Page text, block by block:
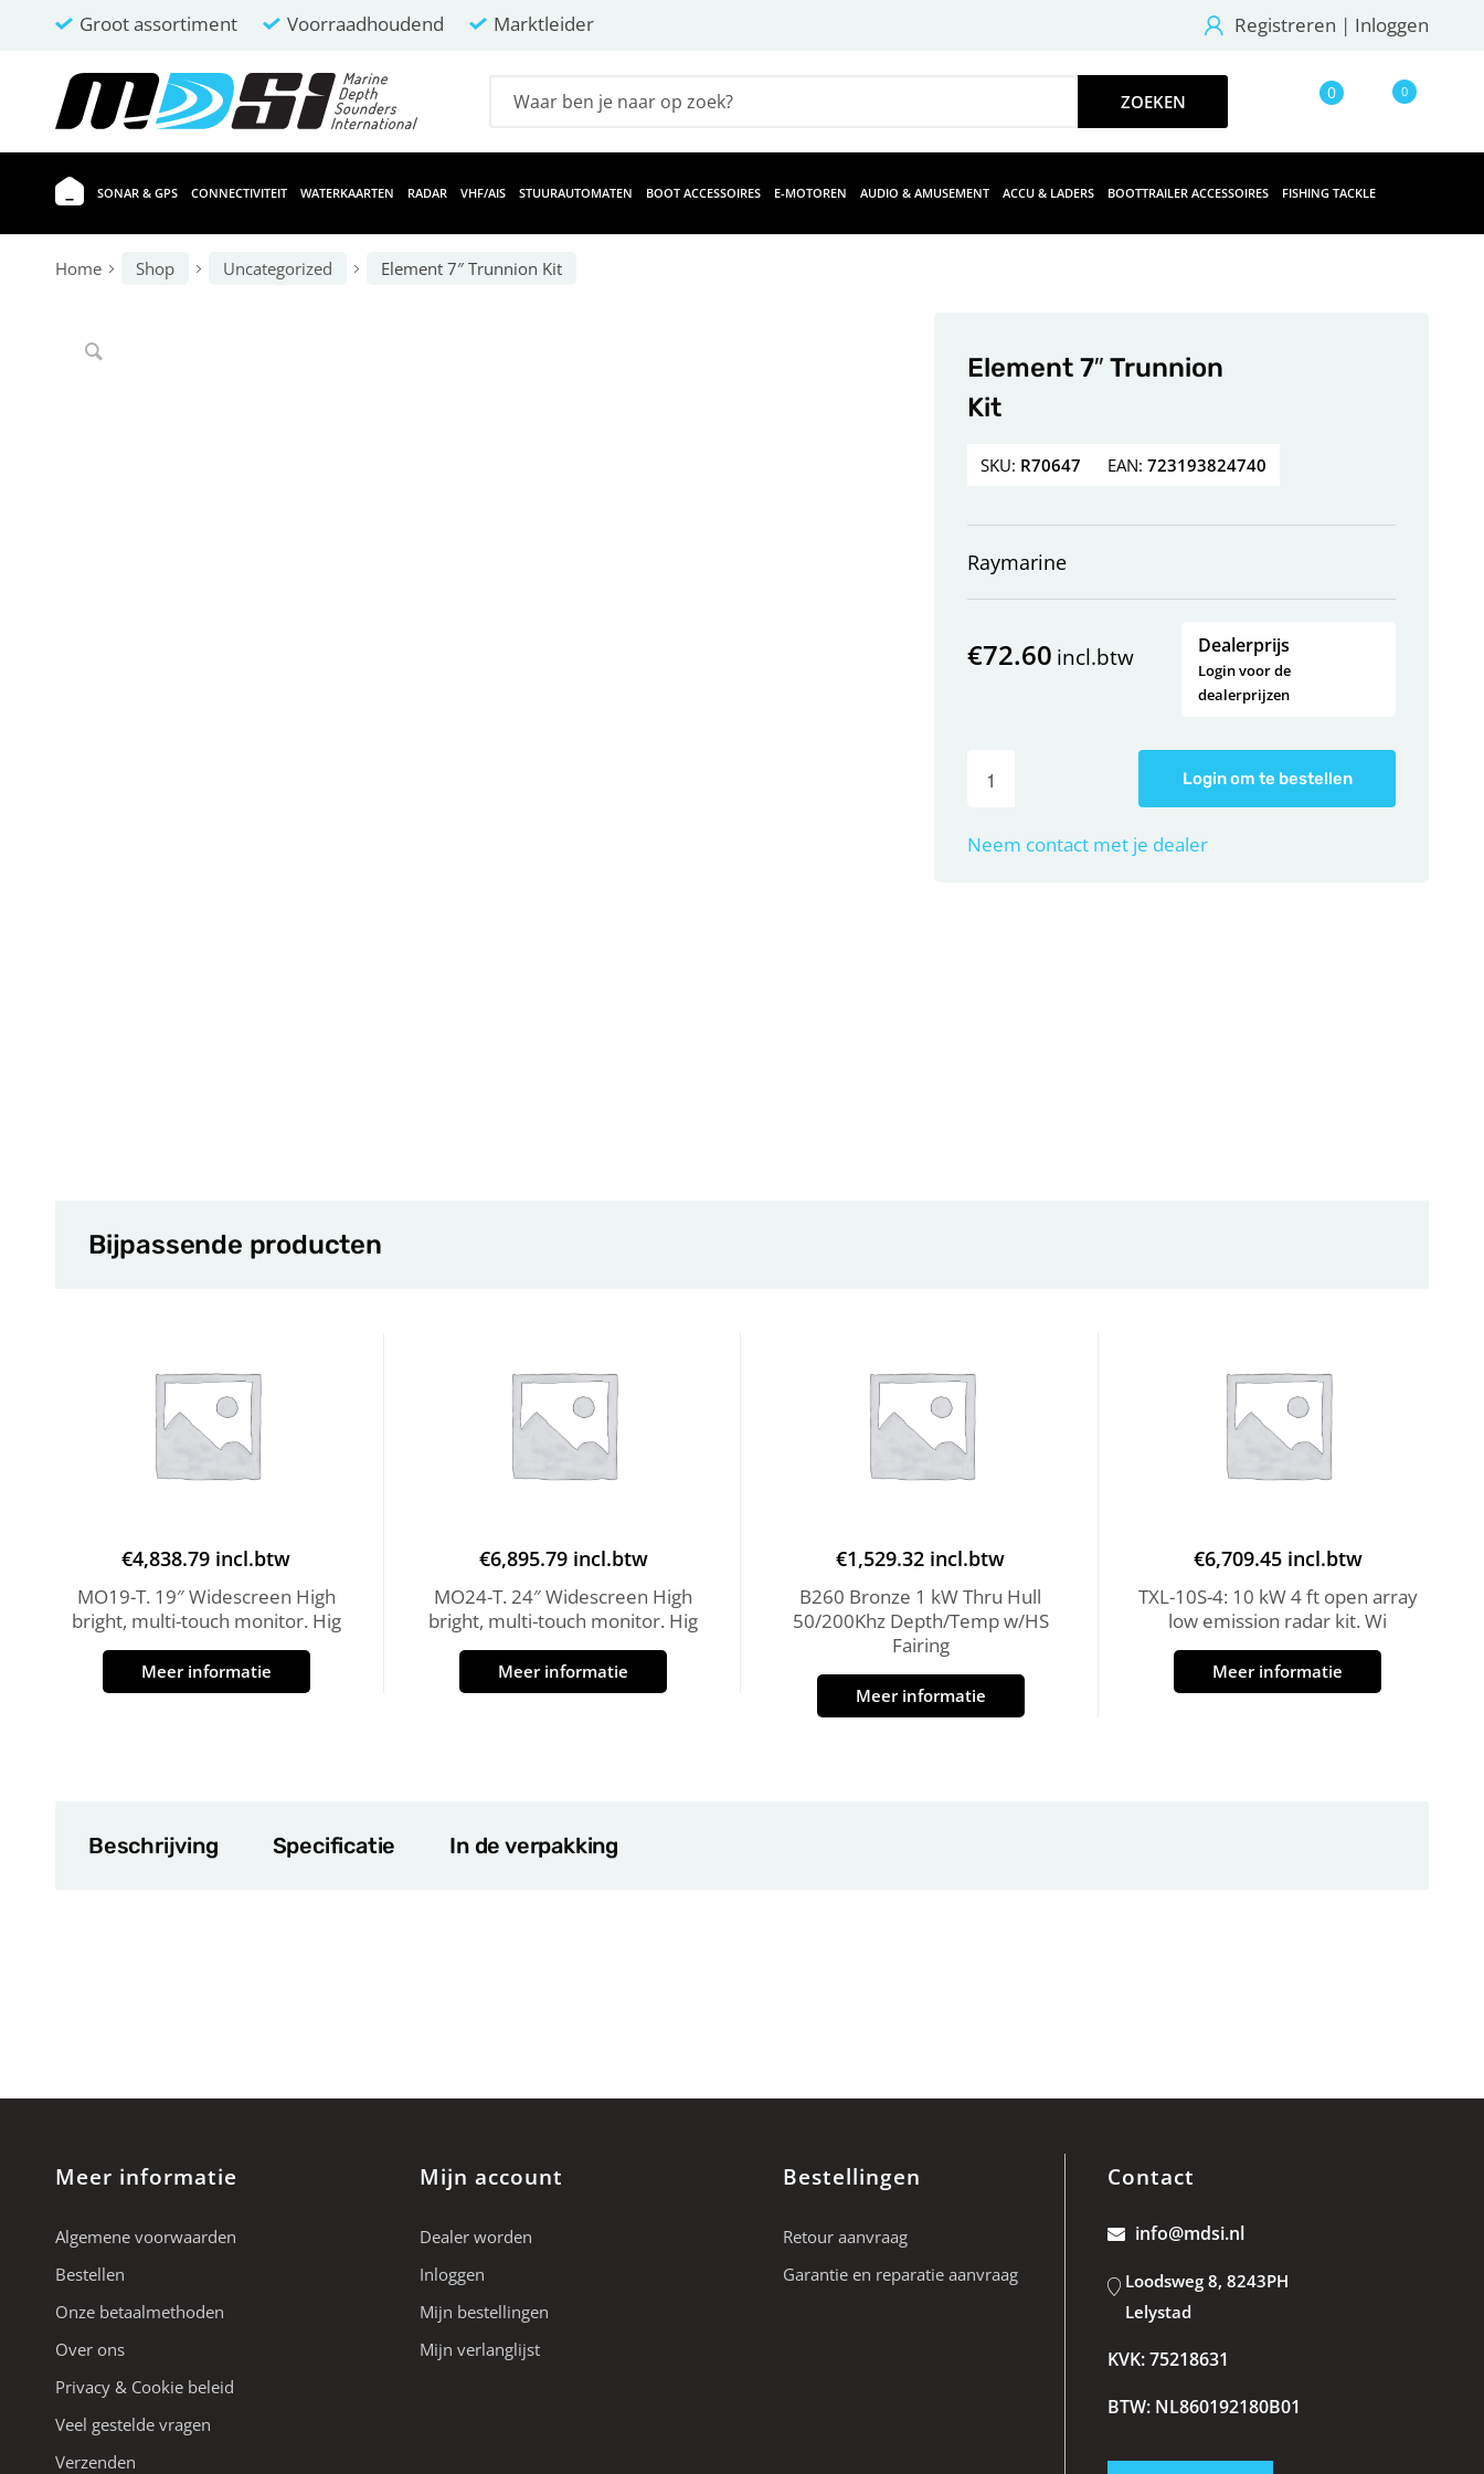
Groot assortiment Voorraadhoudend Marktleider Registreren | Inloggen
0 0
SONAR & GPS CONNECTIVITEIT WATERKAARTEN RADAR VHF/AIS STUURAUTOMATEN BOOT ACCESSOIRES E-MOTOREN AUDIO & AMUSEMENT ACCU & LADERS BOOTTRAILER ACCESSOIRES FISHING TACKLE
Home Shop Uncategorized Element 7″ Trunnion Kit
Element 7″ Trunnion
Kit
SKU: R70647 EAN:723193824740
Raymarine
€72.60 incl.btw Dealerprijs
Login voor de
dealerprijzen
Login om te bestellen
Neem contact met je dealer
Bijpassende producten
€4,838.79 incl.btw
MO19-T. 19″ Widescreen High
bright, multi-touch monitor. Hig
Meer informatie
€6,895.79 incl.btw
MO24-T. 24″ Widescreen High
bright, multi-touch monitor. Hig
Meer informatie
€1,529.32 incl.btw
B260 Bronze 1 kW Thru Hull
50/200Khz Depth/Temp w/HS
Fairing
Meer informatie
€6,709.45 incl.btw
TXL-10S-4: 10 kW 4 ft open array
low emission radar kit. Wi
Meer informatie
Beschrijving Specificatie In de verpakking
Meer informatie
Algemene voorwaarden
Bestellen
Onze betaalmethoden
Over ons
Privacy & Cookie beleid
Veel gestelde vragen
Verzenden
Mijn account
Dealer worden
Inloggen
Mijn bestellingen
Mijn verlanglijst
Bestellingen
Retour aanvraag
Garantie en reparatie aanvraag
Contact
info@mdsi.nl
Loodsweg 8, 8243PH
Lelystad
KVK: 75218631
BTW: NL860192180B01